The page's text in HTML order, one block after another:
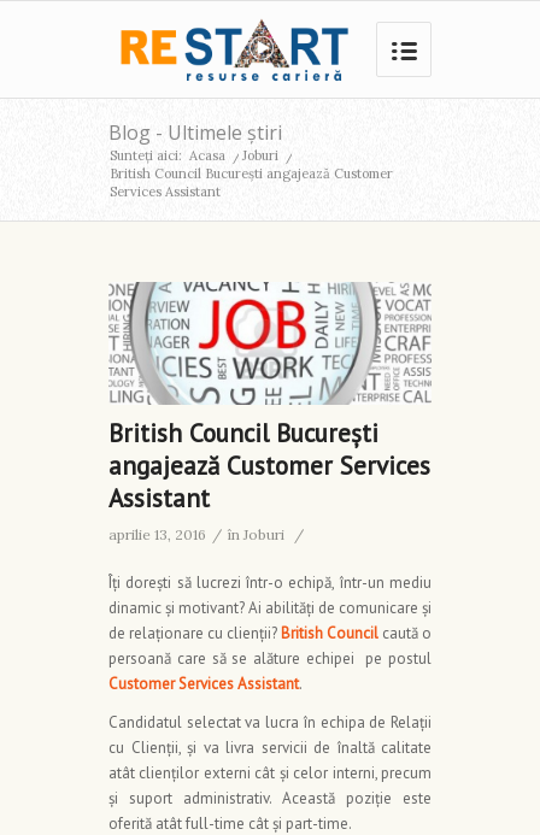
Blog - Ultimele știri
Sunteți aici: Acasa / Joburi /
British Council București angajează Customer
Services Assistant
British Council București
angajează Customer Services
Assistant
aprilie 13, 2016 / în Joburi /
Îţi doreşti să lucrezi într-o echipă, într-un mediu
dinamic şi motivant? Ai abilităţi de comunicare şi
de relaţionare cu clienţii? British Council caută o
persoană care să se alăture echipei pe postul
Customer Services Assistant.
Candidatul selectat va lucra în echipa de Relații
cu Clienții, și va livra servicii de înaltă calitate
atât clienților externi cât și celor interni, precum
și suport administrativ. Această poziție este
oferită atât full-time cât și part-time.